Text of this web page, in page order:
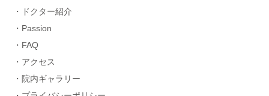
・ドクター紹介
・Passion
・FAQ
・アクセス
・院内ギャラリー